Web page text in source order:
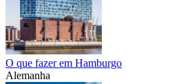
O que fazer em Hamburgo
Alemanha